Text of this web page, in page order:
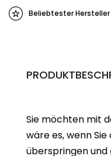
Beliebtester Hersteller
Sie möchten mit
wäre es, wenn
überspringen und